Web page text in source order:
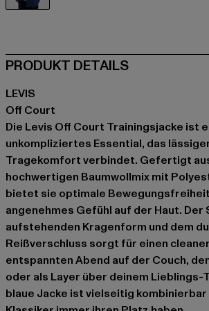
PRODUKT DETAILS
LEVIS
Off Court
Die Levis Off Court Trainingsjacke ist
unkompliziertes Essential, das
Tragekomfort verbindet. Gefertigt
hochwertigen Baumwollmix mit
bietet sie optimale
angenehmes Gefühl auf der Haut.
aufstehenden Kragenform und dem
Reißverschluss sorgt für einen
entspannten Abend auf der Couch,
oder als Layer über deinem Lieblings-
blaue Jacke ist vielseitig